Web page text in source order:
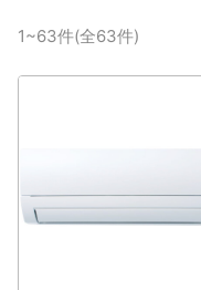
1~63件(全63件)